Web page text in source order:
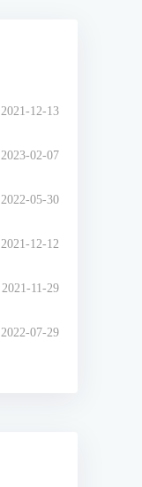
2021-12-13
2023-02-07
2022-05-30
2021-12-12
2021-11-29
2022-07-29